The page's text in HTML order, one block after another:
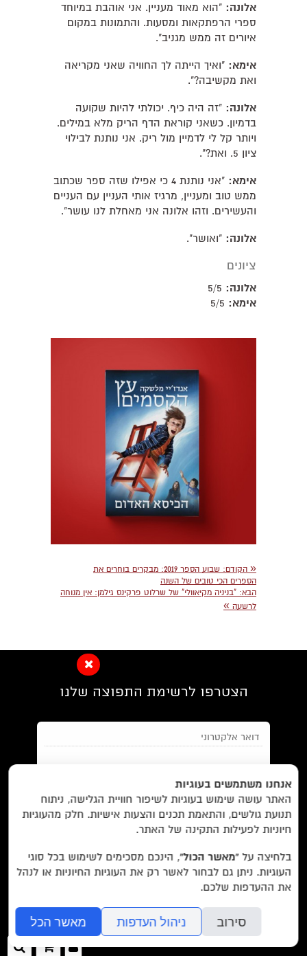
אלונה: "הוא מאוד מעניין. אני אוהבת במיוחד
ספרי הרפתקאות ומסעות. והתמונות במקום
איורים זה ממש מגניב".
אימא: "ואיך הייתה לך החוויה שאני מקריאה
ואת מקשיבה?".
אלונה: "זה היה כיף. יכולתי להיות שקועה
בדמיון. כשאני קוראת הדף הריק מלא במילים.
ויותר קל לי לדמיין מול ריק. אני נותנת לבילוי
ציון 5. ואת?".
אימא:
"אני נותנת 4 כי אפילו שזה ספר שכתוב
ממש טוב ומעניין, מרגיז אותי העניין עם העניים
והעשירים. וזהו אלונה אני מאחלת לנו עושר".
אלונה: "ואושר".
ציונים
אלונה:
אימא:
« הקודם:
שבוע הספר 2019: מבקרים בוחרים את
הספרים הכי טובים של השנה
הבא: "בניניה מקיאוולי" של שרלוט פרקינס גילמן: אין מנוחה
לרשעה »
הצטרפו לרשימת התפוצה שלנו
מאשר/ת אתתנאי השימוש והצטרפות למאגר הלקוחות וקבלת
הודעות מאתר זה בלבד (לא ספאם)
בשליחת הטופס אתם מאשרים אתמדיניות הפרטיותשל האתר.
EN/
Foreign Rights /
מבצעים /
ביקורות/ על לוקוס/ הסדרות/
הסופרים/
צרו קשר/
עוד באתר:
לוקוס הוצאה לאור Locus Publishing House
editor@locusbooks.co.il
ההזמנה
אנחנו משתמשים בעוגיות
האתר עושה שימוש בעוגיות לשיפור חוויית הגלישה, ניתוח
תנועת גולשים, והתאמת תכנים והצעות אישיות. חלק מהעוגיות
חיוניות לפעילות התקינה של האתר.
בלחיצה על“מאשר הכול”, הינכם מסכימים לשימוש בכל סוגי
העוגיות. ניתן גם לבחור לאשר רק את העוגיות החיוניות או לנהל
את ההעדפות שלכם.
סירוב ניהול העדפות מאשר הכל